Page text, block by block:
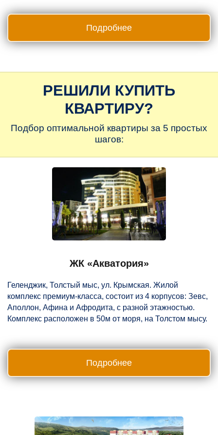
Подробнее
РЕШИЛИ КУПИТЬ
КВАРТИРУ?
Подбор оптимальной квартиры за 5 простых
шагов:
ЖК «Акватория»
Геленджик, Толстый мыс, ул. Крымская. Жилой
комплекс премиум-класса, состоит из 4 корпусов: Зевс,
Аполлон, Афина и Афродита, с разной этажностью.
Комплекс расположен в 50м от моря, на Толстом мысу.
Подробнее